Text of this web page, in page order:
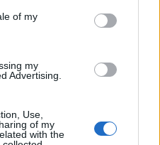
of my
my
Advertising.
Use,
of my
with the
εξαιρετική,
το θέμα όμως
άμορφα τους
δεν κατέληξε
να σκοράρω στο
προέβλεψε